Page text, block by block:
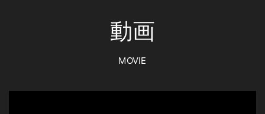
動画
MOVIE